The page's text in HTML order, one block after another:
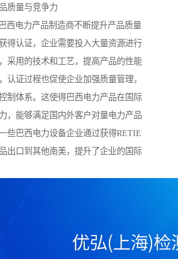
质量与竞争力
西电力产品制造商不断提升产品质量
得认证，企业需要投入大量资源进行
采用的技术和工艺，提高产品的性能
认证过程也促使企业加强质量管理，
制体系。这使得巴西电力产品在国际
，能够满足国内外客户对量电力产品
些巴西电力设备企业通过获得RETIE
出口到其他南美，提升了企业的国际